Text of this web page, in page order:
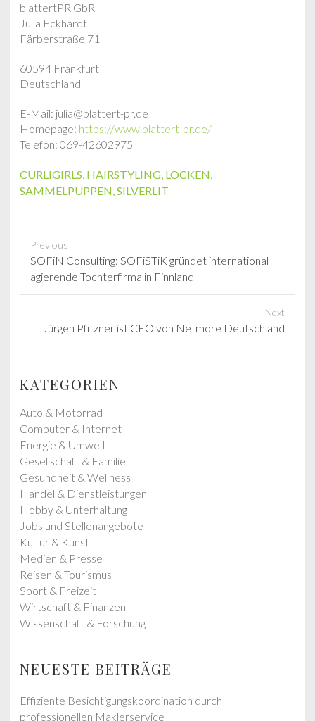
blattertPR GbR
Julia Eckhardt
Färberstraße 71
60594 Frankfurt
Deutschland
E-Mail: julia@blattert-pr.de
Homepage: https://www.blattert-pr.de/
Telefon: 069-42602975
CURLIGIRLS, HAIRSTYLING, LOCKEN,
SAMMELPUPPEN,SILVERLIT
Previous
P
r
e
p
o
SOFiN Consulting: SOFiSTiK gründet international
agierende Tochterfirma in Finnland
Next
e
p
o
s
t
:
Jürgen Pfitzner ist CEO von Netmore Deutschland
KATEGORIEN
Auto & Motorrad
Computer & Internet
Energie & Umwelt
Gesellschaft & Familie
Gesundheit & Wellness
Handel & Dienstleistungen
Hobby & Unterhaltung
Jobs und Stellenangebote
Kultur & Kunst
Medien & Presse
Reisen & Tourismus
Sport & Freizeit
Wirtschaft & Finanzen
Wissenschaft & Forschung
NEUESTE BEITRÄGE
Effiziente Besichtigungskoordination durch
professionellen Maklerservice